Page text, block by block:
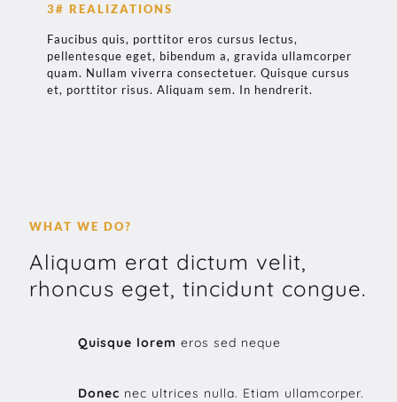
3# REALIZATIONS
Faucibus quis, porttitor eros cursus lectus,
pellentesque eget, bibendum a, gravida ullamcorper
quam. Nullam viverra consectetuer. Quisque cursus
et, porttitor risus. Aliquam sem. In hendrerit.
WHAT WE DO?
Aliquam erat dictum velit,
rhoncus eget, tincidunt congue.
Quisque lorem eros sed neque
Donec nec ultrices nulla. Etiam ullamcorper.